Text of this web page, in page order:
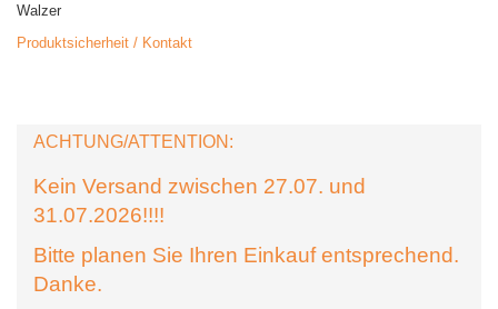
Walzer
Produktsicherheit / Kontakt
ACHTUNG/ATTENTION:
Kein Versand zwischen 27.07. und
31.07.2026!!!!
Bitte planen Sie Ihren Einkauf entsprechend.
Danke.